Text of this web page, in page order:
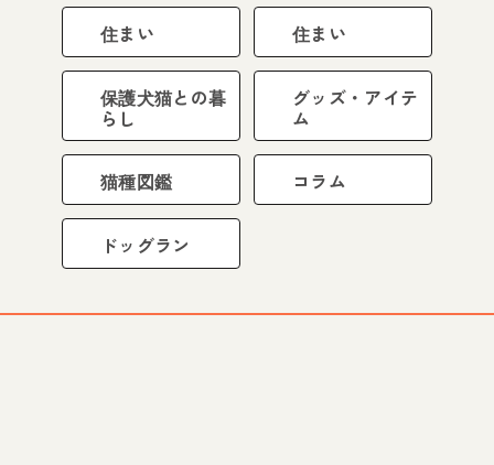
住まい 住まい
保護犬猫との暮
らし
グッズ・アイテ
ム
猫種図鑑 コラム
ドッグラン